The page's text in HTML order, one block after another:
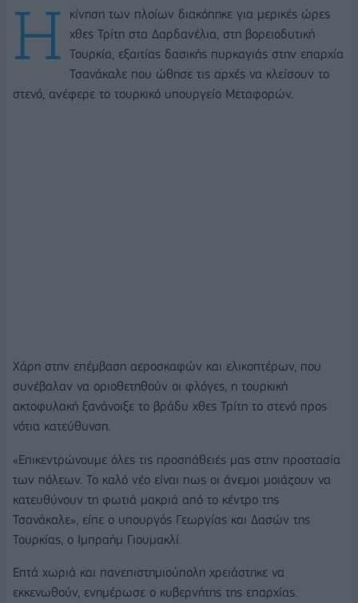
Η
κίνηση των πλοίων διακόπηκε για μερικές ώρες
χθες Τρίτη στα Δαρδανέλια, στη βορειοδυτική
Τουρκία, εξαιτίας δασικής πυρκαγιάς στην επαρχία
Τσανάκαλε που ώθησε τις αρχές να κλείσουν το
στενό, ανέφερε το τουρκικό υπουργείο Μεταφορών.
Χάρη στην επέμβαση αεροσκαφών και ελικοπτέρων, που
συνέβαλαν να οριοθετηθούν οι φλόγες, η τουρκική
ακτοφυλακή ξανάνοιξε το βράδυ χθες Τρίτη το στενό προς
νότια κατεύθυνση.
«Επικεντρώνουμε όλες τις προσπάθειές μας στην προστασία
των πόλεων. Το καλό νέο είναι πως οι άνεμοι μοιάζουν να
κατευθύνουν τη φωτιά μακριά από το κέντρο της
Τσανάκαλε», είπε ο υπουργός Γεωργίας και Δασών της
Τουρκίας, ο Ιμπραήμ Γιουμακλί.
Επτά χωριά και πανεπιστημιούπολη χρειάστηκε να
εκκενωθούν, ενημέρωσε ο κυβερνήτης της επαρχίας.